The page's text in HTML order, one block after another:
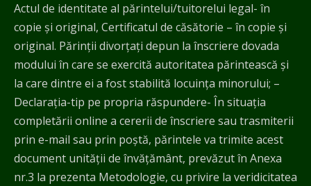
Actul de identitate al părintelui/tuitorelui legal- în
copie și original, Certificatul de căsătorie – în copie și
original. Părinții divorțați depun la înscriere dovada
modului în care se exercită autoritatea părintească și
la care dintre ei a fost stabilită locuința minorului; –
Declarația-tip pe propria răspundere- În situația
completării online a cererii de înscriere sau trasmiterii
prin e-mail sau prin poștă, părintele va trimite acest
document unității de învățământ, prevăzut în Anexa
nr.3 la prezenta Metodologie, cu privire la veridicitatea